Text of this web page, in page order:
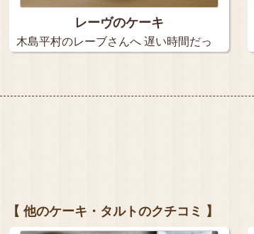
レーヴのケーキ
木島平村のレーブさんへ 遅い時間だっ
【 他のケーキ・タルトのクチコミ 】